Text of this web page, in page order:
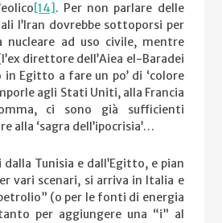
[14]. Per non parlare delle
l’Iran dovrebbe sottoporsi per
nucleare ad uso civile, mentre
direttore dell’Aiea el-Baradei
Egitto a fare un po’ di ‘colore
agli Stati Uniti, alla Francia
ci sono già sufficienti
alla ‘sagra dell’ipocrisia’…
Tunisia e dall’Egitto, e pian
vari scenari, si arriva in Italia e
(o per le fonti di energia
per aggiungere una “i” al